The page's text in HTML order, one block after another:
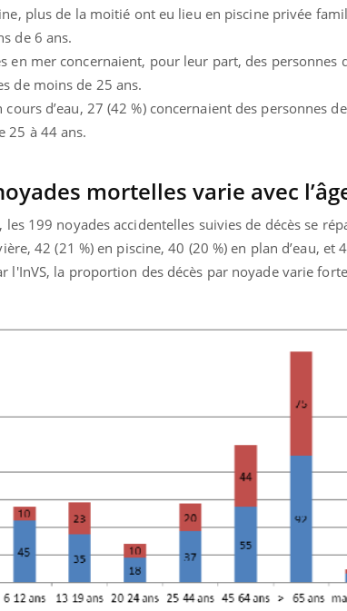
plus de la moitié ont eu lieu en piscine privée
de 6 ans.
en mer concernaient, pour leur part, des personnes
de moins de 25 ans.
d’eau, 27 (42 %) concernaient des personnes
25 à 44 ans.
mortelles varie avec
199 noyades accidentelles suivies de décès se
42 (21 %) en piscine, 40 (20 %) en plan d’eau, et
l'InVS, la proportion des décès par noyade varie